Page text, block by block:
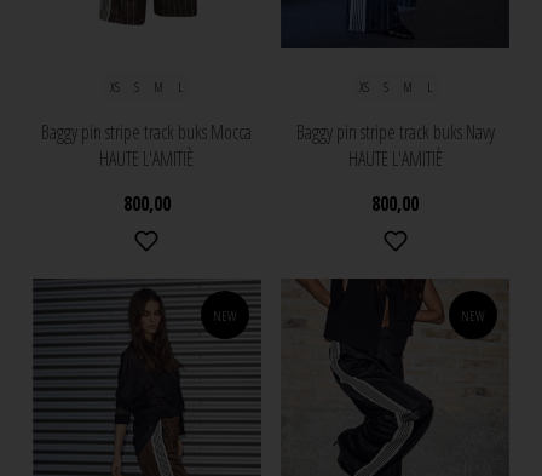
XS S M L
Baggy pin stripe track buks Mocca
HAUTE L'AMITIÈ
800,00
XS S M L
Baggy pin stripe track buks Navy
HAUTE L'AMITIÈ
800,00
NEW NEW